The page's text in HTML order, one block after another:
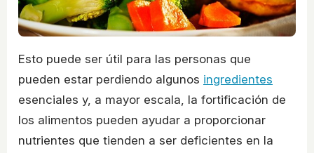
Esto puede ser útil para las personas que
pueden estar perdiendo algunos ingredientes
esenciales y, a mayor escala, la fortificación de
los alimentos pueden ayudar a proporcionar
nutrientes que tienden a ser deficientes en la